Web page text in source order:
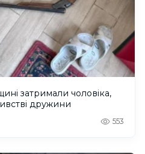
затримали чоловіка,
дружини
553